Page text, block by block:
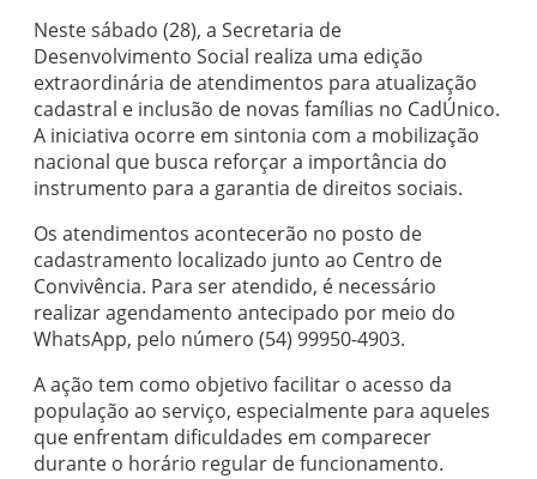
Neste sábado (28), a Secretaria de
Desenvolvimento Social realiza uma edição
extraordinária de atendimentos para atualização
cadastral e inclusão de novas famílias no CadÚnico.
A iniciativa ocorre em sintonia com a mobilização
nacional que busca reforçar a importância do
instrumento para a garantia de direitos sociais.
Os atendimentos acontecerão no posto de
cadastramento localizado junto ao Centro de
Convivência. Para ser atendido, é necessário
realizar agendamento antecipado por meio do
WhatsApp, pelo número (54) 99950-4903.
A ação tem como objetivo facilitar o acesso da
população ao serviço, especialmente para aqueles
que enfrentam dificuldades em comparecer
durante o horário regular de funcionamento.